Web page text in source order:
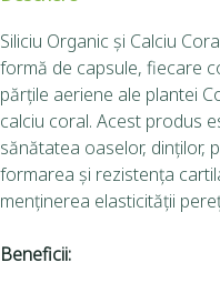
Siliciu Organic și Calciu
formă de capsule, fiecare
părțile aeriene ale plantei
calciu coral. Acest produs
sănătatea oaselor, dinților,
formarea și rezistența
menținerea elasticității
Beneficii: